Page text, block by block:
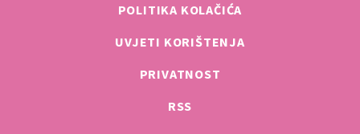
POLITIKA KOLAČIĆA
UVJETI KORIŠTENJA
PRIVATNOST
RSS